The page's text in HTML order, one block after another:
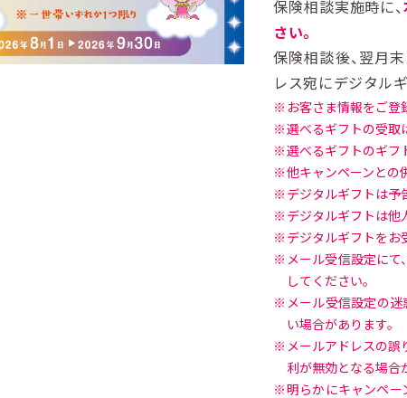
保険相談実施時に、
さい。
保険相談後、翌月
レス宛にデジタル
お客さま情報をご登
選べるギフトの受取
選べるギフトのギフ
他キャンペーンとの
デジタルギフトは予
デジタルギフトは他
デジタルギフトをお
メール受信設定にて
してください。
メール受信設定の迷
い場合があります。
メールアドレスの誤
利が無効となる場合
明らかにキャンペー